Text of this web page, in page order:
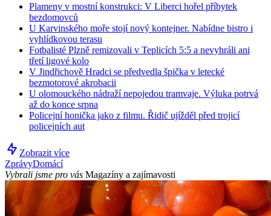
Plameny v mostní konstrukci: V Liberci hořel příbytek
bezdomovců
U Karvinského moře stojí nový kontejner. Nabídne bistro i
vyhlídkovou terasu
Fotbalisté Plzně remizovali v Teplicích 5:5 a nevyhráli ani
třetí ligové kolo
V Jindřichově Hradci se předvedla špička v letecké
bezmotorové akrobacii
U olomouckého nádraží nepojedou tramvaje. Výluka potrvá
až do konce srpna
Policejní honička jako z filmu. Řidič ujížděl před trojicí
policejních aut
Zobrazit více
ZprávyDomácí
Vybrali jsme pro vás Magazíny a zajímavosti